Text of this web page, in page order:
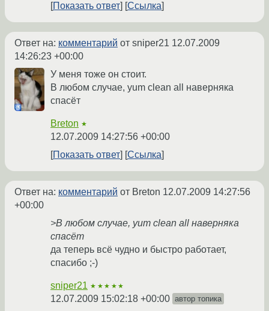
Показать ответ Ссылка
Ответ на: комментарий от sniper21 12.07.2009
14:26:23 +00:00
У меня тоже он стоит.
В любом случае, yum clean all наверняка
спасёт
Breton ★
12.07.2009 14:27:56 +00:00
Показать ответ
Ссылка
Ответ на: комментарий от Breton 12.07.2009 14:27:56
+00:00
>В любом случае, yum clean all наверняка
спасёт
да теперь всё чудно и быстро работает,
спасибо ;-)
sniper21 ★★★★★
12.07.2009 15:02:18 +00:00 автор топика